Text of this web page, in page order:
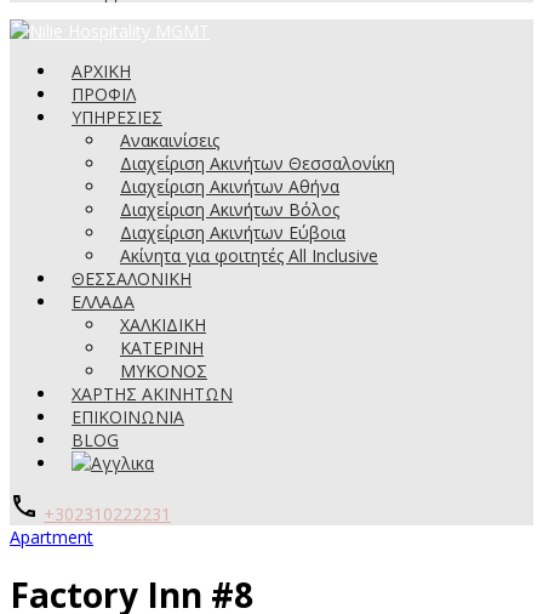
ΑΡΧΙΚΗ
ΠΡΟΦΙΛ
ΥΠΗΡΕΣΙΕΣ
Ανακαινίσεις
Διαχείριση Ακινήτων Θεσσαλονίκη
Διαχείριση Ακινήτων Αθήνα
Διαχείριση Ακινήτων Βόλος
Διαχείριση Ακινήτων Εύβοια
Ακίνητα για φοιτητές All Inclusive
ΘΕΣΣΑΛΟΝΙΚΗ
ΕΛΛΑΔΑ
ΧΑΛΚΙΔΙΚΗ
ΚΑΤΕΡΙΝΗ
ΜΥΚΟΝΟΣ
ΧΑΡΤΗΣ ΑΚΙΝΗΤΩΝ
ΕΠΙΚΟΙΝΩΝΙΑ
BLOG
+302310222231
Apartment
Factory Inn #8